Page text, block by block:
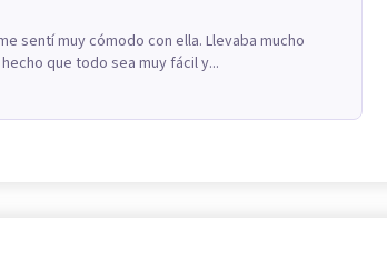
sentí muy cómodo con ella. Llevaba mucho
que todo sea muy fácil y...